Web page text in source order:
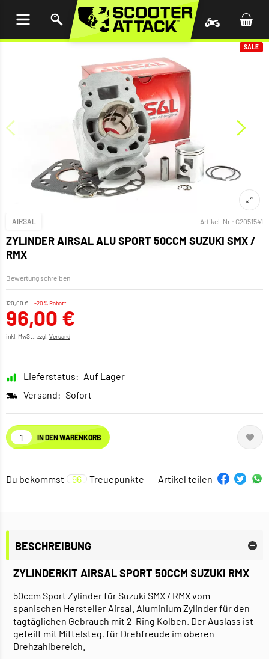
SALE
AIRSAL Artikel-Nr.: C2051541
ZYLINDER AIRSAL ALU SPORT 50CCM SUZUKI SMX /
RMX
Bewertung schreiben
120,00 € -20% Rabatt
96,00 €
inkl. MwSt., zzgl. Versand
Lieferstatus: Auf Lager
Versand: Sofort
IN DEN WARENKORB
Du bekommst 96 Treuepunkte Artikel teilen
BESCHREIBUNG
ZYLINDERKIT AIRSAL SPORT 50CCM SUZUKI RMX
50ccm Sport Zylinder für Suzuki SMX / RMX vom
spanischen Hersteller Airsal. Aluminium Zylinder für den
tagtäglichen Gebrauch mit 2-Ring Kolben. Der Auslass ist
geteilt mit Mittelsteg, für Drehfreude im oberen
Drehzahlbereich.